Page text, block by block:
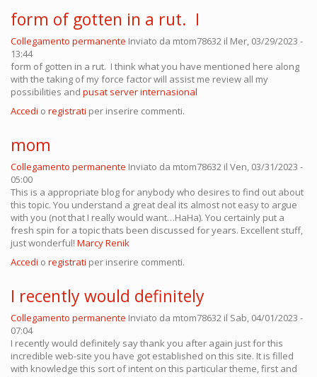
form of gotten in a rut. I
Collegamento permanente Inviato da mtom78632 il Mer, 03/29/2023 -
13:44
form of gotten in a rut. I think what you have mentioned here along
with the taking of my force factor will assist me review all my
possibilities and pusat server internasional
Accedi o registrati per inserire commenti.
mom
Collegamento permanente Inviato da mtom78632 il Ven, 03/31/2023 -
05:00
This is a appropriate blog for anybody who desires to find out about
this topic. You understand a great deal its almost not easy to argue
with you (not that I really would want…HaHa). You certainly put a
fresh spin for a topic thats been discussed for years. Excellent stuff,
just wonderful! Marcy Renik
Accedi o registrati per inserire commenti.
I recently would definitely
Collegamento permanente Inviato da mtom78632 il Sab, 04/01/2023 -
07:04
I recently would definitely say thank you after again just for this
incredible web-site you have got established on this site. It is filled
with knowledge this sort of intent on this particular theme, first and